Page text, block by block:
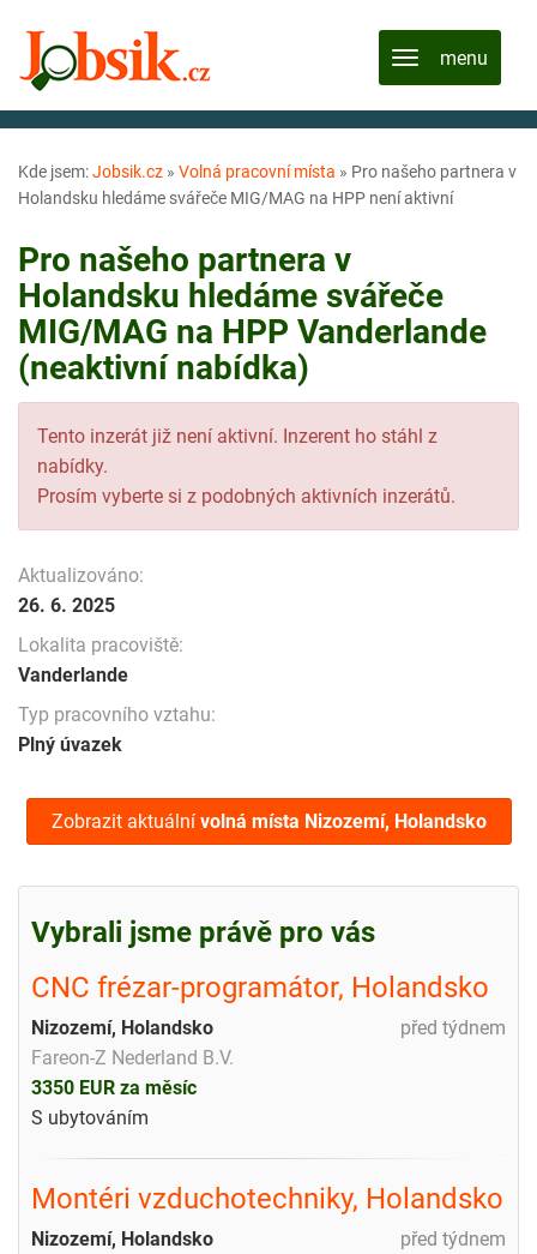
Kde jsem:Jobsik.cz » Volná pracovní místa » Pro našeho partnera v
Holandsku hledáme svářeče MIG/MAG na HPP není aktivní
Pro našeho partnera v
Holandsku hledáme svářeče
MIG/MAG na HPP Vanderlande
(neaktivní nabídka)
Tento inzerát již není aktivní. Inzerent ho stáhl z
nabídky.
Prosím vyberte si z podobných aktivních inzerátů.
Aktualizováno:
26. 6. 2025
Lokalita pracoviště:
Vanderlande
Typ pracovního vztahu:
Plný úvazek
Zobrazit aktuální volná místa Nizozemí, Holandsko
Vybrali jsme právě pro vás
CNC frézar-programátor, Holandsko
před týdnem
Nizozemí, Holandsko
Fareon-Z Nederland B.V.
3350 EUR za měsíc
S ubytováním
Montéri vzduchotechniky, Holandsko
před týdnem
Nizozemí, Holandsko